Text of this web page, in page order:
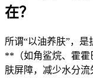
在？
所谓“以油养肤”，
**（如角鲨烷、霍霍
肤屏障，减少水分